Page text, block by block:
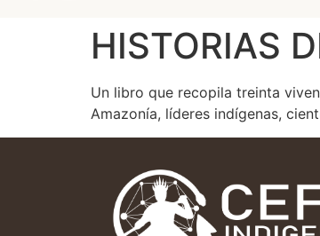
HISTORIAS
Un libro que recopila treinta
Amazonía, líderes indígenas,